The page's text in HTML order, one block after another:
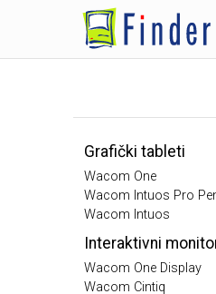
Grafički tableti
Wacom One
Wacom Intuos Pro
Wacom Intuos
Interaktivni
Wacom One Display
Wacom Cintiq